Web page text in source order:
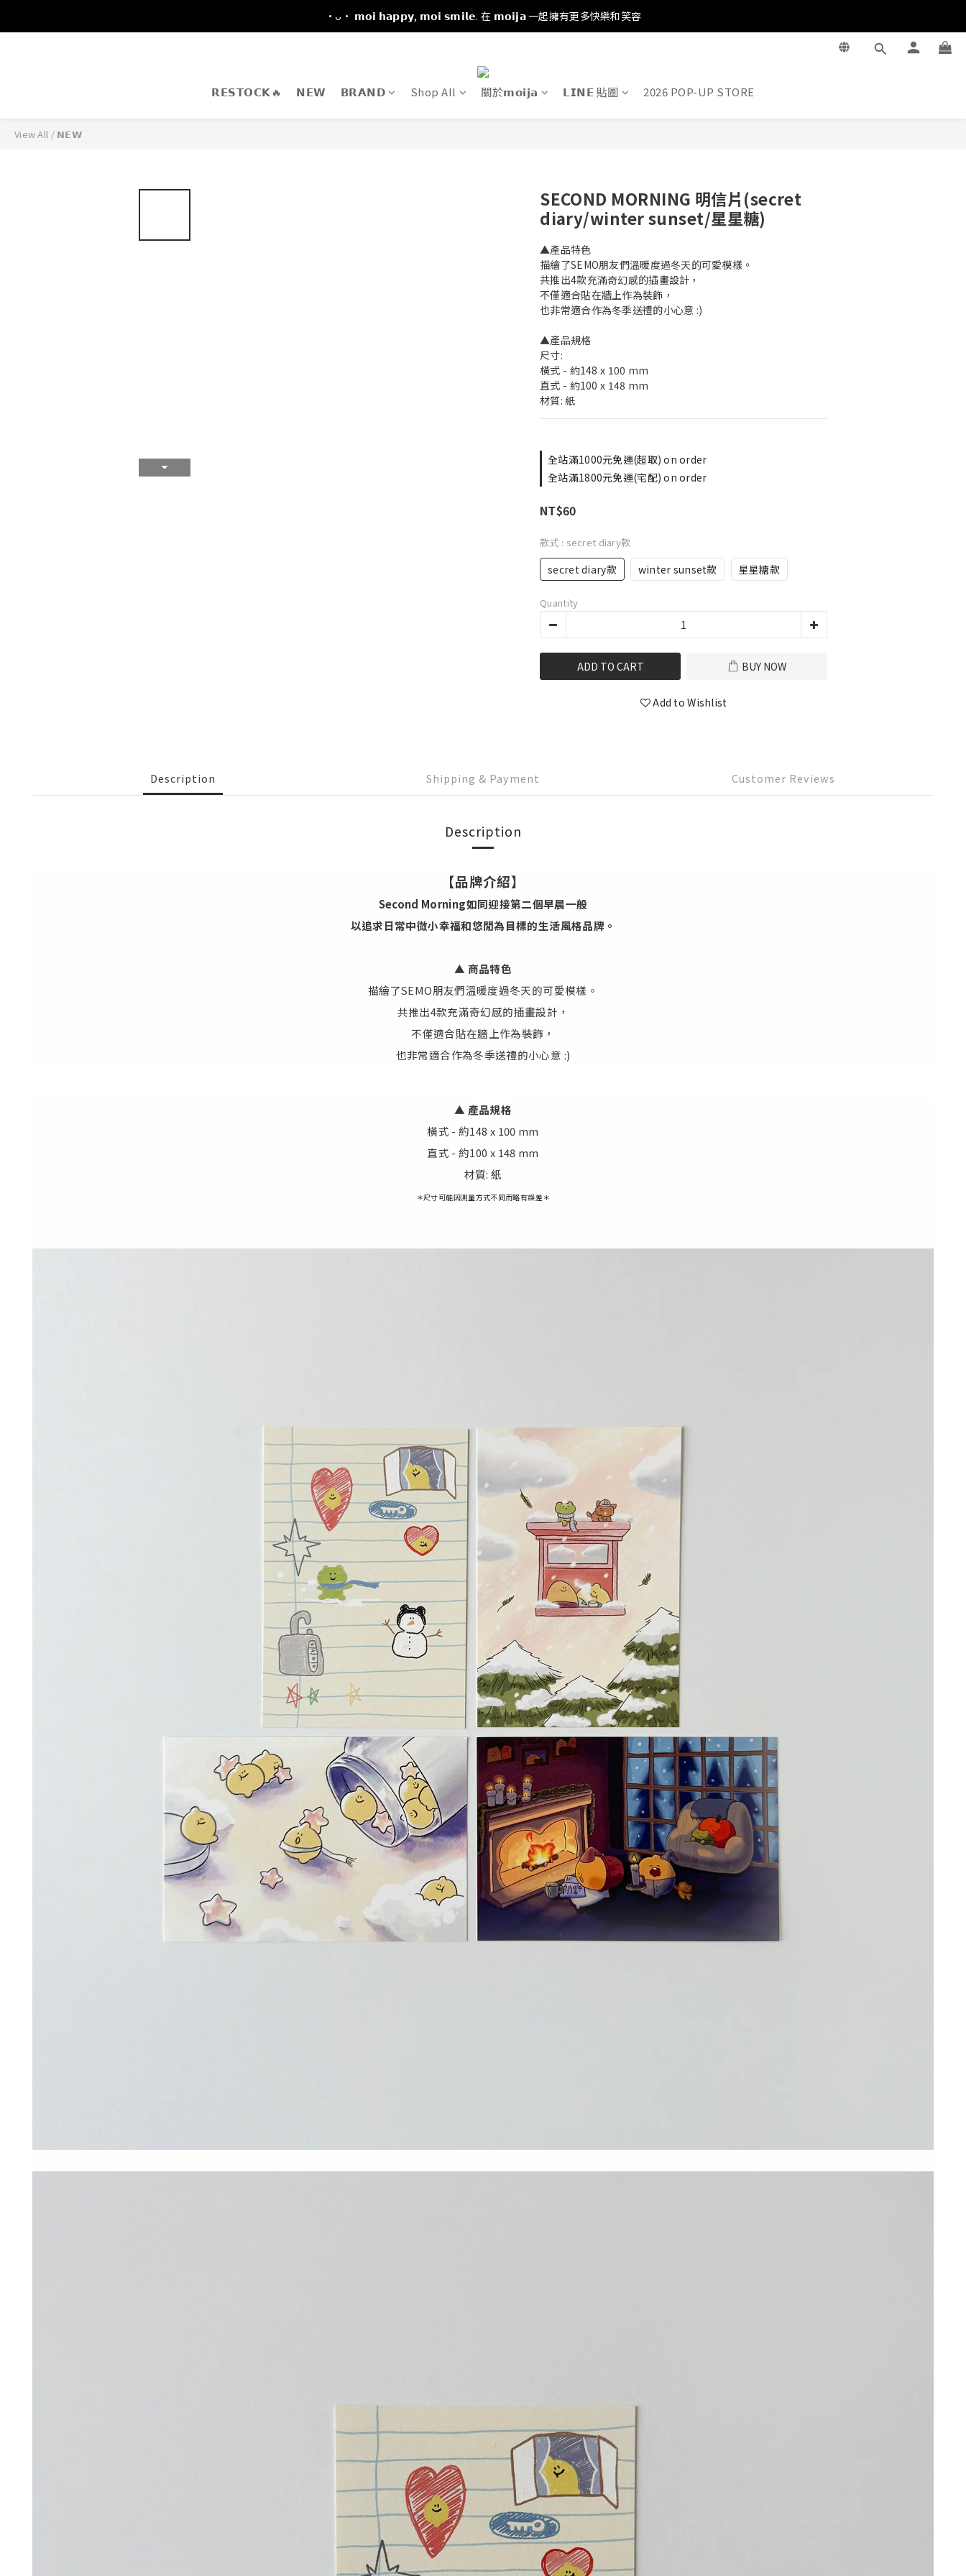
·ᴗ· 𝗺𝗼𝗶 𝗵𝗮𝗽𝗽𝘆, 𝗺𝗼𝗶 𝘀𝗺𝗶𝗹𝗲. 在 𝗺𝗼𝗶𝗷𝗮 一起擁有更多快樂和笑容
𝗥𝗘𝗦𝗧𝗢𝗖𝗞🔥 𝗡𝗘𝗪 𝗕𝗥𝗔𝗡𝗗 Shop All 關於𝗺𝗼𝗶𝗷𝗮 𝗟𝗜𝗡𝗘 貼圖 2026 POP-UP STORE
View All / 𝗡𝗘𝗪
SECOND MORNING 明信片(secret
diary/winter sunset/星星糖)
▲產品特色
描繪了SEMO朋友們溫暖度過冬天的可愛模樣。
共推出4款充滿奇幻感的插畫設計，
不僅適合貼在牆上作為裝飾，
也非常適合作為冬季送禮的小心意 :)
▲產品規格
尺寸:
橫式 - 約148 x 100 mm
直式 - 約100 x 148 mm
材質: 紙
全站滿1000元免運(超取) on order
全站滿1800元免運(宅配) on order
NT$60
款式 : secret diary款
secret diary款 winter sunset款 星星糖款
Quantity
ADD TO CART BUY NOW
Add to Wishlist
Description Shipping & Payment Customer Reviews
Description
【品牌介紹】
Second Morning如同迎接第二個早晨一般
以追求日常中微小幸福和悠閒為目標的生活風格品牌。
▲ 商品特色
描繪了SEMO朋友們溫暖度過冬天的可愛模樣。
共推出4款充滿奇幻感的插畫設計，
不僅適合貼在牆上作為裝飾，
也非常適合作為冬季送禮的小心意 :)
▲ 產品規格
橫式 - 約148 x 100 mm
直式 - 約100 x 148 mm
材質: 紙
＊尺寸可能因測量方式不同而略有誤差＊